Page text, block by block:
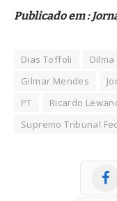
Publicado em :
Dias Toffoli Dilma
Gilmar Mendes
PT
Ricardo
Supremo Tribunal